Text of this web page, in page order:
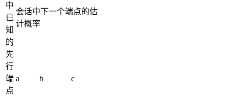
中
已
知
的
先
行
端
点
会话中下一个端点的估
计概率
a b c